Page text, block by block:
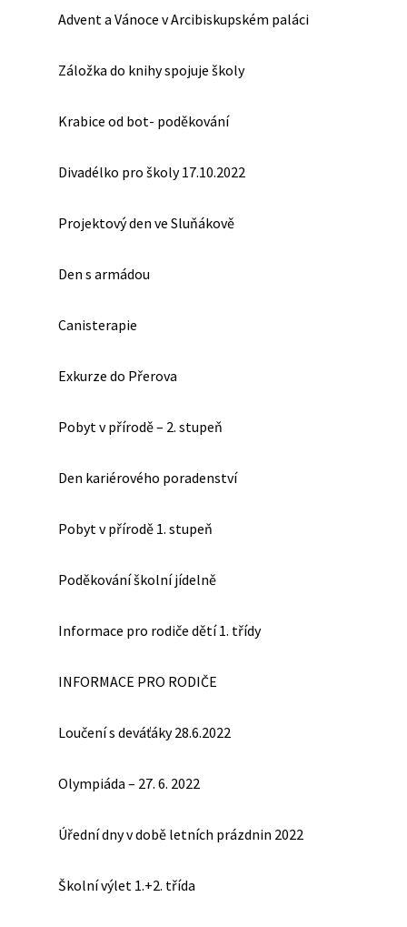
Advent a Vánoce v Arcibiskupském paláci
Záložka do knihy spojuje školy
Krabice od bot- poděkování
Divadélko pro školy 17.10.2022
Projektový den ve Sluňákově
Den s armádou
Canisterapie
Exkurze do Přerova
Pobyt v přírodě – 2. stupeň
Den kariérového poradenství
Pobyt v přírodě 1. stupeň
Poděkování školní jídelně
Informace pro rodiče dětí 1. třídy
INFORMACE PRO RODIČE
Loučení s deváťáky 28.6.2022
Olympiáda – 27. 6. 2022
Úřední dny v době letních prázdnin 2022
Školní výlet 1.+2. třída